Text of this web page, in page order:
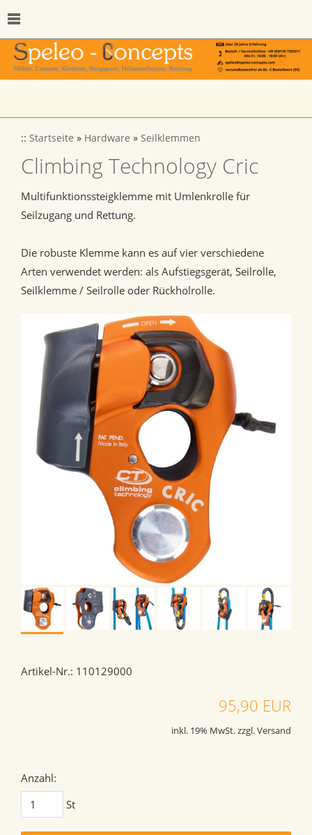
:: Startseite » Hardware » Seilklemmen
Climbing Technology Cric
Multifunktionssteigklemme mit Umlenkrolle für
Seilzugang und Rettung.
Die robuste Klemme kann es auf vier verschiedene
Arten verwendet werden: als Aufstiegsgerät, Seilrolle,
Seilklemme / Seilrolle oder Rückholrolle.
Artikel-Nr.: 110129000
95,90 EUR
inkl. 19% MwSt. zzgl. Versand
Anzahl:
St